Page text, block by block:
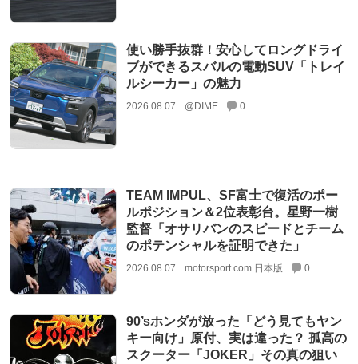
使い勝手抜群！安心してロングドライ
ブができるスバルの電動SUV「トレイ
ルシーカー」の魅力
2026.08.07 @DIME 0
TEAM IMPUL、SF富士で復活のポー
ルポジション＆2位表彰台。星野一樹
監督「オサリバンのスピードとチーム
のポテンシャルを証明できた」
2026.08.07 motorsport.com 日本版 0
90’sホンダが放った「どう見てもヤン
キー向け」原付、実は違った？ 孤高の
スクーター「JOKER」その真の狙い